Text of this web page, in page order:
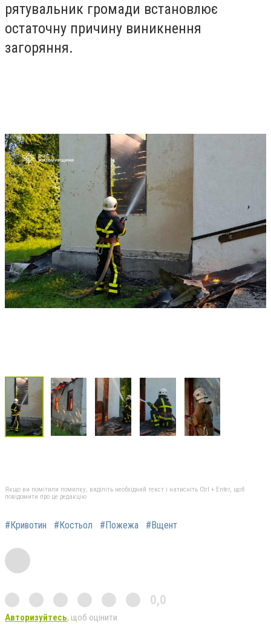
рятувальник громади встановлює
остаточну причину виникнення
загоряння.
Якщо ви помітили помилку, виділіть необхідний текст і натисніть Ctrl + Enter, щоб
повідомити про це редакцію
#Кривотин #Костьол #Пожежа #Вщент
0,0
Авторизуйтесь, щоб оцінити